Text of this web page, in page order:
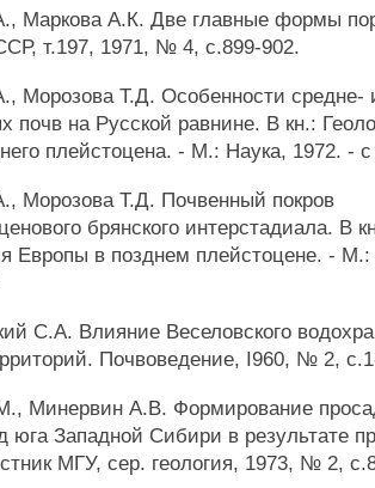
Маркова А.К. Две главные формы
т.197, 1971, № 4, с.899-902.
Морозова Т.Д. Особенности средне-
почв на Русской равнине. В кн.:
плейстоцена. - М.: Наука, 1972. -
Морозова Т.Д. Почвенный покров
брянского интерстадиала. В
Европы в позднем плейстоцене. - М.:
С.А. Влияние Веселовского
Почвоведение, I960, № 2,
Минервин А.В. Формирование
юга Западной Сибири в результате
МГУ, сер. геология, 1973, № 2,